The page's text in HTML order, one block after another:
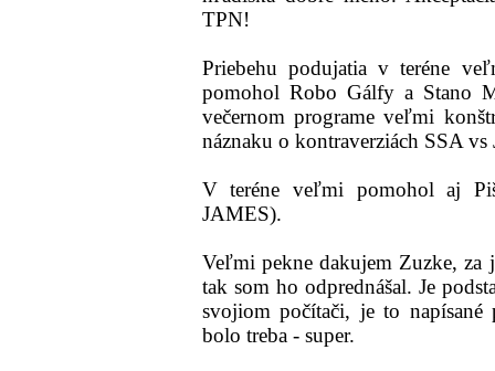
TPN!
Priebehu podujatia v teréne
pomohol Robo Gálfy a Stano
večernom programe veľmi
náznaku o kontraverziách SSA
V teréne veľmi pomohol aj
JAMES).
Veľmi pekne dakujem Zuzke, za
tak som ho odprednášal. Je
svojiom počítači, je to
bolo treba - super.